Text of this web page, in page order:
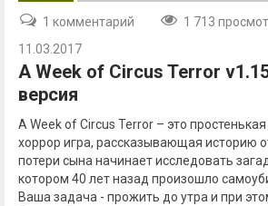
1 комментарий
1 713
11.03.2017
A Week of Circus Terror
версия
A Week of Circus Terror – это
хоррор игра, рассказывающая историю
потери сына начинает исследовать
котором 40 лет назад произошло
Ваша задача - прожить до утра и при